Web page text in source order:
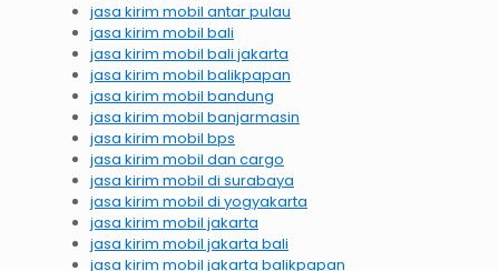
jasa kirim mobil antar pulau
jasa kirim mobil bali
jasa kirim mobil bali jakarta
jasa kirim mobil balikpapan
jasa kirim mobil bandung
jasa kirim mobil banjarmasin
jasa kirim mobil bps
jasa kirim mobil dan cargo
jasa kirim mobil di surabaya
jasa kirim mobil di yogyakarta
jasa kirim mobil jakarta
jasa kirim mobil jakarta bali
jasa kirim mobil jakarta balikpapan